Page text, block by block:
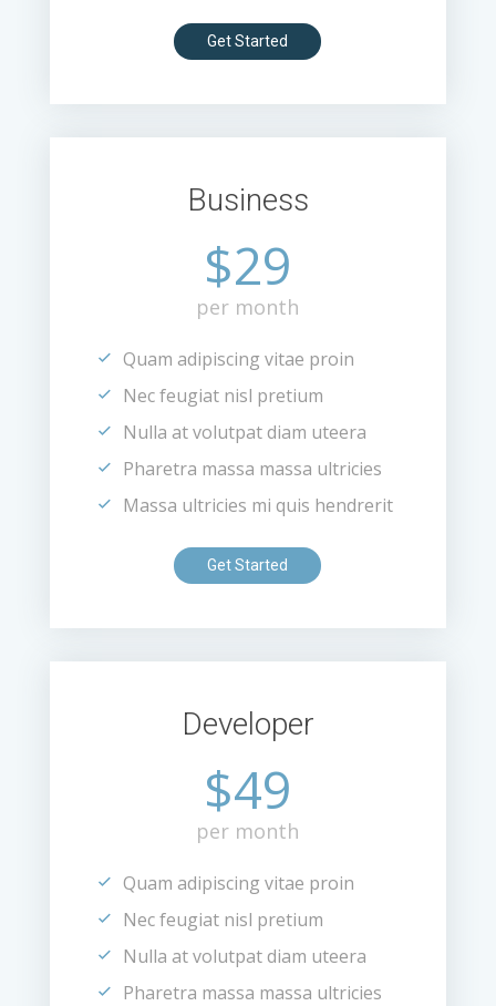
Get Started
Business
$29
per month
Quam adipiscing vitae proin
Nec feugiat nisl pretium
Nulla at volutpat diam uteera
Pharetra massa massa ultricies
Massa ultricies mi quis hendrerit
Get Started
Developer
$49
per month
Quam adipiscing vitae proin
Nec feugiat nisl pretium
Nulla at volutpat diam uteera
Pharetra massa massa ultricies